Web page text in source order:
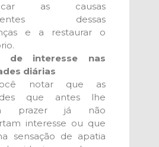
as causas
dessas
e a restaurar o
de interesse nas
diárias
notar que as
que antes lhe
prazer já não
interesse ou que
sensação de apatia